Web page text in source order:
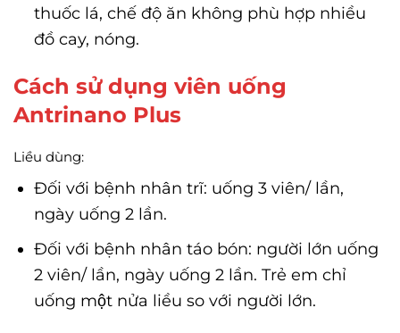
thuốc lá, chế độ ăn không phù hợp nhiều
đồ cay, nóng.
Cách sử dụng viên uống
Antrinano Plus
Liều dùng:
Đối với bệnh nhân trĩ: uống 3 viên/ lần,
ngày uống 2 lần.
Đối với bệnh nhân táo bón: người lớn uống
2 viên/ lần, ngày uống 2 lần. Trẻ em chỉ
uống một nửa liều so với người lớn.